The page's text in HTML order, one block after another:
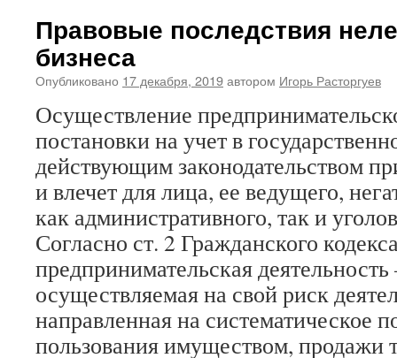
Правовые последствия
бизнеса
Опубликовано 17 декабря, 2019автором Игорь Расторгуев
Осуществление
постановки на учет в
действующим законодательством
и влечет для лица, ее ведущего,
как административного, так и
Согласно ст. 2 Гражданского
предпринимательская
осуществляемая на свой риск
направленная на систематическое
пользования имуществом, продажи